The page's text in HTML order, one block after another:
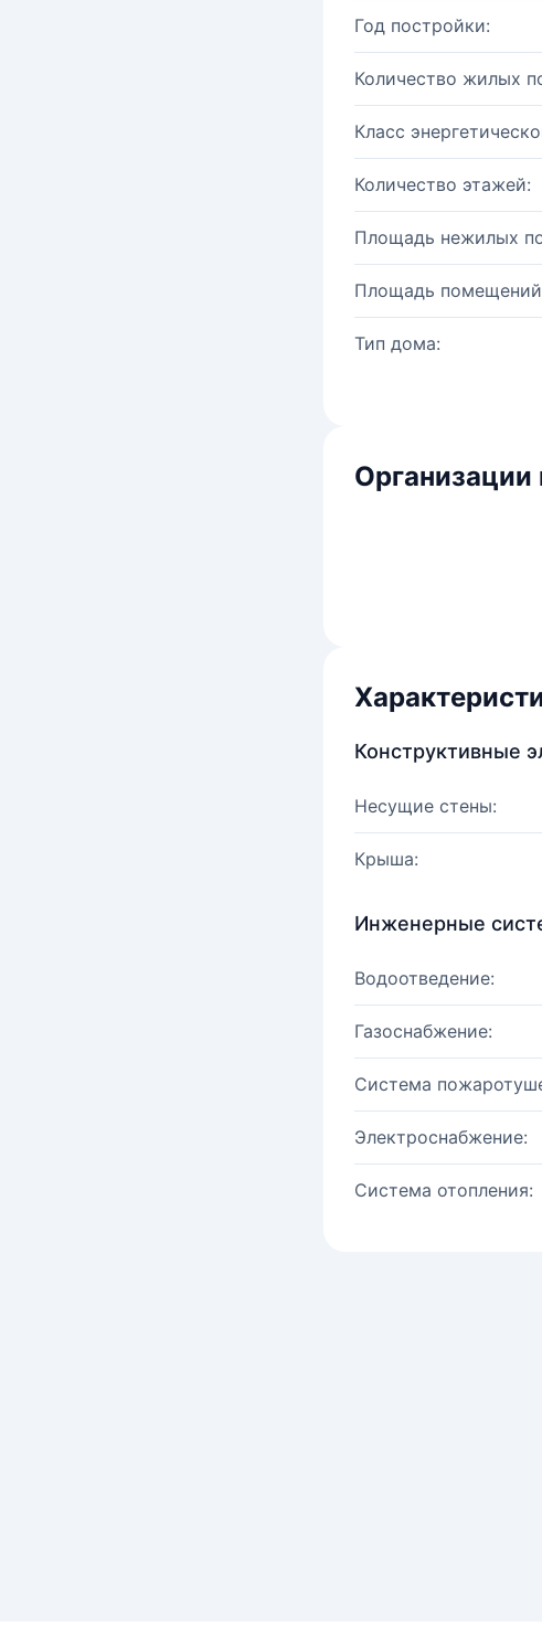
Год постройки:
Количество жилых
Класс
Количество этажей:
Площадь нежилых
Площадь
Тип дома:
Организации
Конструктивные
Несущие стены:
Крыша:
Инженерные
Водоотведение:
Газоснабжение:
Система
Электроснабжение:
Система отопления: